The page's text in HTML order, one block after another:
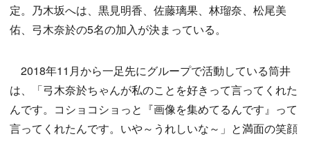
定。乃木坂へは、黒見明香、佐藤璃果、林瑠奈、松尾美
佑、弓木奈於の5名の加入が決まっている。
2018年11月から一足先にグループで活動している筒井
は、「弓木奈於ちゃんが私のことを好きって言ってくれた
んです。コショコショっと『画像を集めてるんです』って
言ってくれたんです。いや～うれしいな～」と満面の笑顔